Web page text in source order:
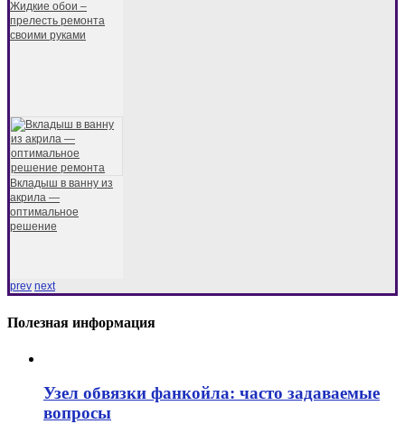
Жидкие обои –
прелесть ремонта
своими руками
Вкладыш в ванну из
акрила —
оптимальное
решение
prev next
Полезная информация
Узел обвязки фанкойла: часто задаваемые
вопросы